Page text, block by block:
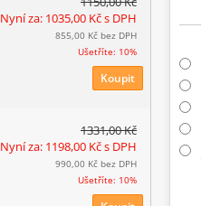
Nyní za: 1035,00 Kčs DPH
855,00 Kč bez DPH
Ušetříte: 10%
Koupit
1331,00 Kč
Nyní za: 1198,00 Kčs DPH
990,00 Kč bez DPH
Ušetříte: 10%